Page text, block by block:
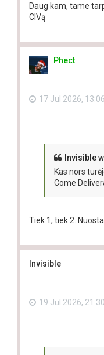
Daug kam, tame
CIVą
Phect
17 Jul 2026, 13:06
Invisible
Kas nors
Come
Tiek 1, tiek 2.
Invisible
19 Jul 2026, 21:30